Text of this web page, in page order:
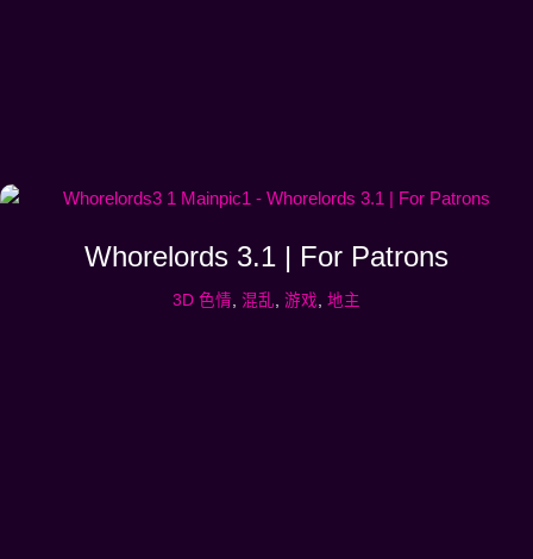
Whorelords 3.1 | For Patrons
3D 色情, 混乱, 游戏, 地主